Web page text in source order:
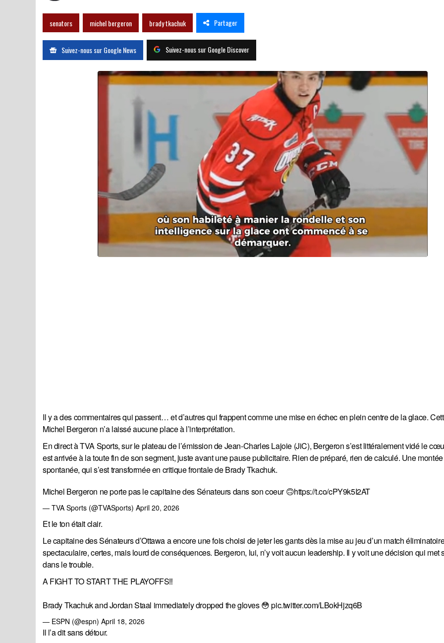
senators michel bergeron brady tkachuk Partager
Suivez-nous sur Google News Suivez-nous sur Google Discover
Il y a des commentaires qui passent… et d’autres qui frappent comme une mise en échec en plein centre de la glace.
Michel Bergeron n’a laissé aucune place à l’interprétation.
En direct à TVA Sports, sur le plateau de l’émission de Jean-Charles Lajoie (JiC), Bergeron s’est littéralement vidé le
est arrivée à la toute fin de son segment, juste avant une pause publicitaire. Rien de préparé, rien de calculé. Une montée
spontanée, qui s’est transformée en critique frontale de Brady Tkachuk.
Michel Bergeron ne porte pas le capitaine des Sénateurs dans son coeur 🙃https://t.co/cPY9k5I2AT
— TVA Sports (@TVASports) April 20, 2026
Et le ton était clair.
Le capitaine des Sénateurs d’Ottawa a encore une fois choisi de jeter les gants dès la mise au jeu d’un match
spectaculaire, certes, mais lourd de conséquences. Bergeron, lui, n’y voit aucun leadership. Il y voit une décision qui met
dans le trouble.
A FIGHT TO START THE PLAYOFFS‼️
Brady Tkachuk and Jordan Staal immediately dropped the gloves 😳pic.twitter.com/LBokHjzq6B
— ESPN (@espn) April 18, 2026
Il l’a dit sans détour.